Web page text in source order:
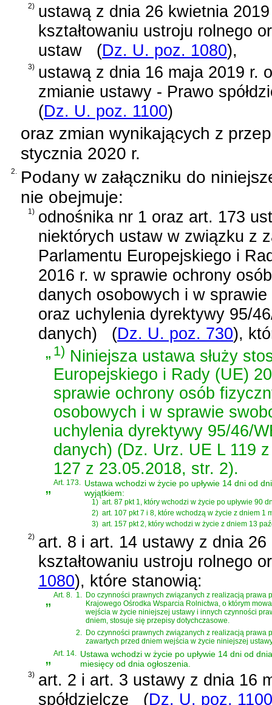
2) ustawą z dnia 26 kwietnia
kształtowaniu ustroju rolnego
ustaw
(Dz. U. poz. 1080),
3) ustawą z dnia 16 maja 2019 r. o
zmianie ustawy - Prawo
(Dz. U. poz. 1100)
oraz zmian wynikających z
stycznia 2020 r.
2.
Podany w załączniku do
nie obejmuje:
1) odnośnika nr 1 oraz art. 173
niektórych ustaw w związku z
Parlamentu Europejskiego i
2016 r. w sprawie ochrony
danych osobowych i w
oraz uchylenia dyrektywy 95/
danych)
(Dz. U. poz. 730),
„1) Niniejsza ustawa służy
Europejskiego i Rady (UE)
sprawie ochrony osób
osobowych i w sprawie
uchylenia dyrektywy 95/46/
danych) (Dz. Urz. UE L 119
127 z 23.05.2018, str. 2).
„Art. 173. Ustawa wchodzi w życie po upływie 14 dni od
wyjątkiem:
1) art. 87 pkt 1, który wchodzi w życie po upływie 90
2) art. 107 pkt 7 i 8, które wchodzą w życie z dniem 1
3) art. 157 pkt 2, który wchodzi w życie z dniem 13
2) art. 8 i art. 14 ustawy z dnia
kształtowaniu ustroju rolnego
1080), które stanowią:
„Art. 8. 1. Do czynności prawnych związanych z realizacją prawa
Krajowego Ośrodka Wsparcia Rolnictwa, o którym
wejścia w życie niniejszej ustawy i innych czynności
dniem, stosuje się przepisy dotychczasowe.
2. Do czynności prawnych związanych z realizacją prawa
zawartych przed dniem wejścia w życie niniejszej
„Art. 14. Ustawa wchodzi w życie po upływie 14 dni od
miesięcy od dnia ogłoszenia.
3) art. 2 i art. 3 ustawy z dnia 16
spółdzielcze
(Dz. U. poz. 1100